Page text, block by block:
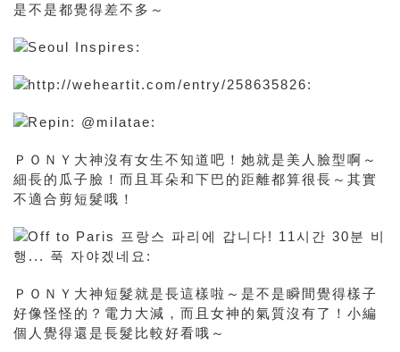
是不是都覺得差不多～
ＰＯＮＹ大神沒有女生不知道吧！她就是美人臉型啊～
細長的瓜子臉！而且耳朵和下巴的距離都算很長～其實
不適合剪短髮哦！
ＰＯＮＹ大神短髮就是長這樣啦～是不是瞬間覺得樣子
好像怪怪的？電力大減，而且女神的氣質沒有了！小編
個人覺得還是長髮比較好看哦～